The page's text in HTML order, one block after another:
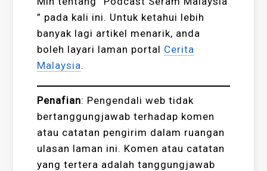
” pada kali ini. Untuk ketahui lebih
banyak lagi artikel menarik, anda
boleh layari laman portal Cerita
Malaysia.
Penafian: Pengendali web tidak
bertanggungjawab terhadap komen
atau catatan pengirim dalam ruangan
ulasan laman ini. Komen atau catatan
yang tertera adalah tanggungjawab